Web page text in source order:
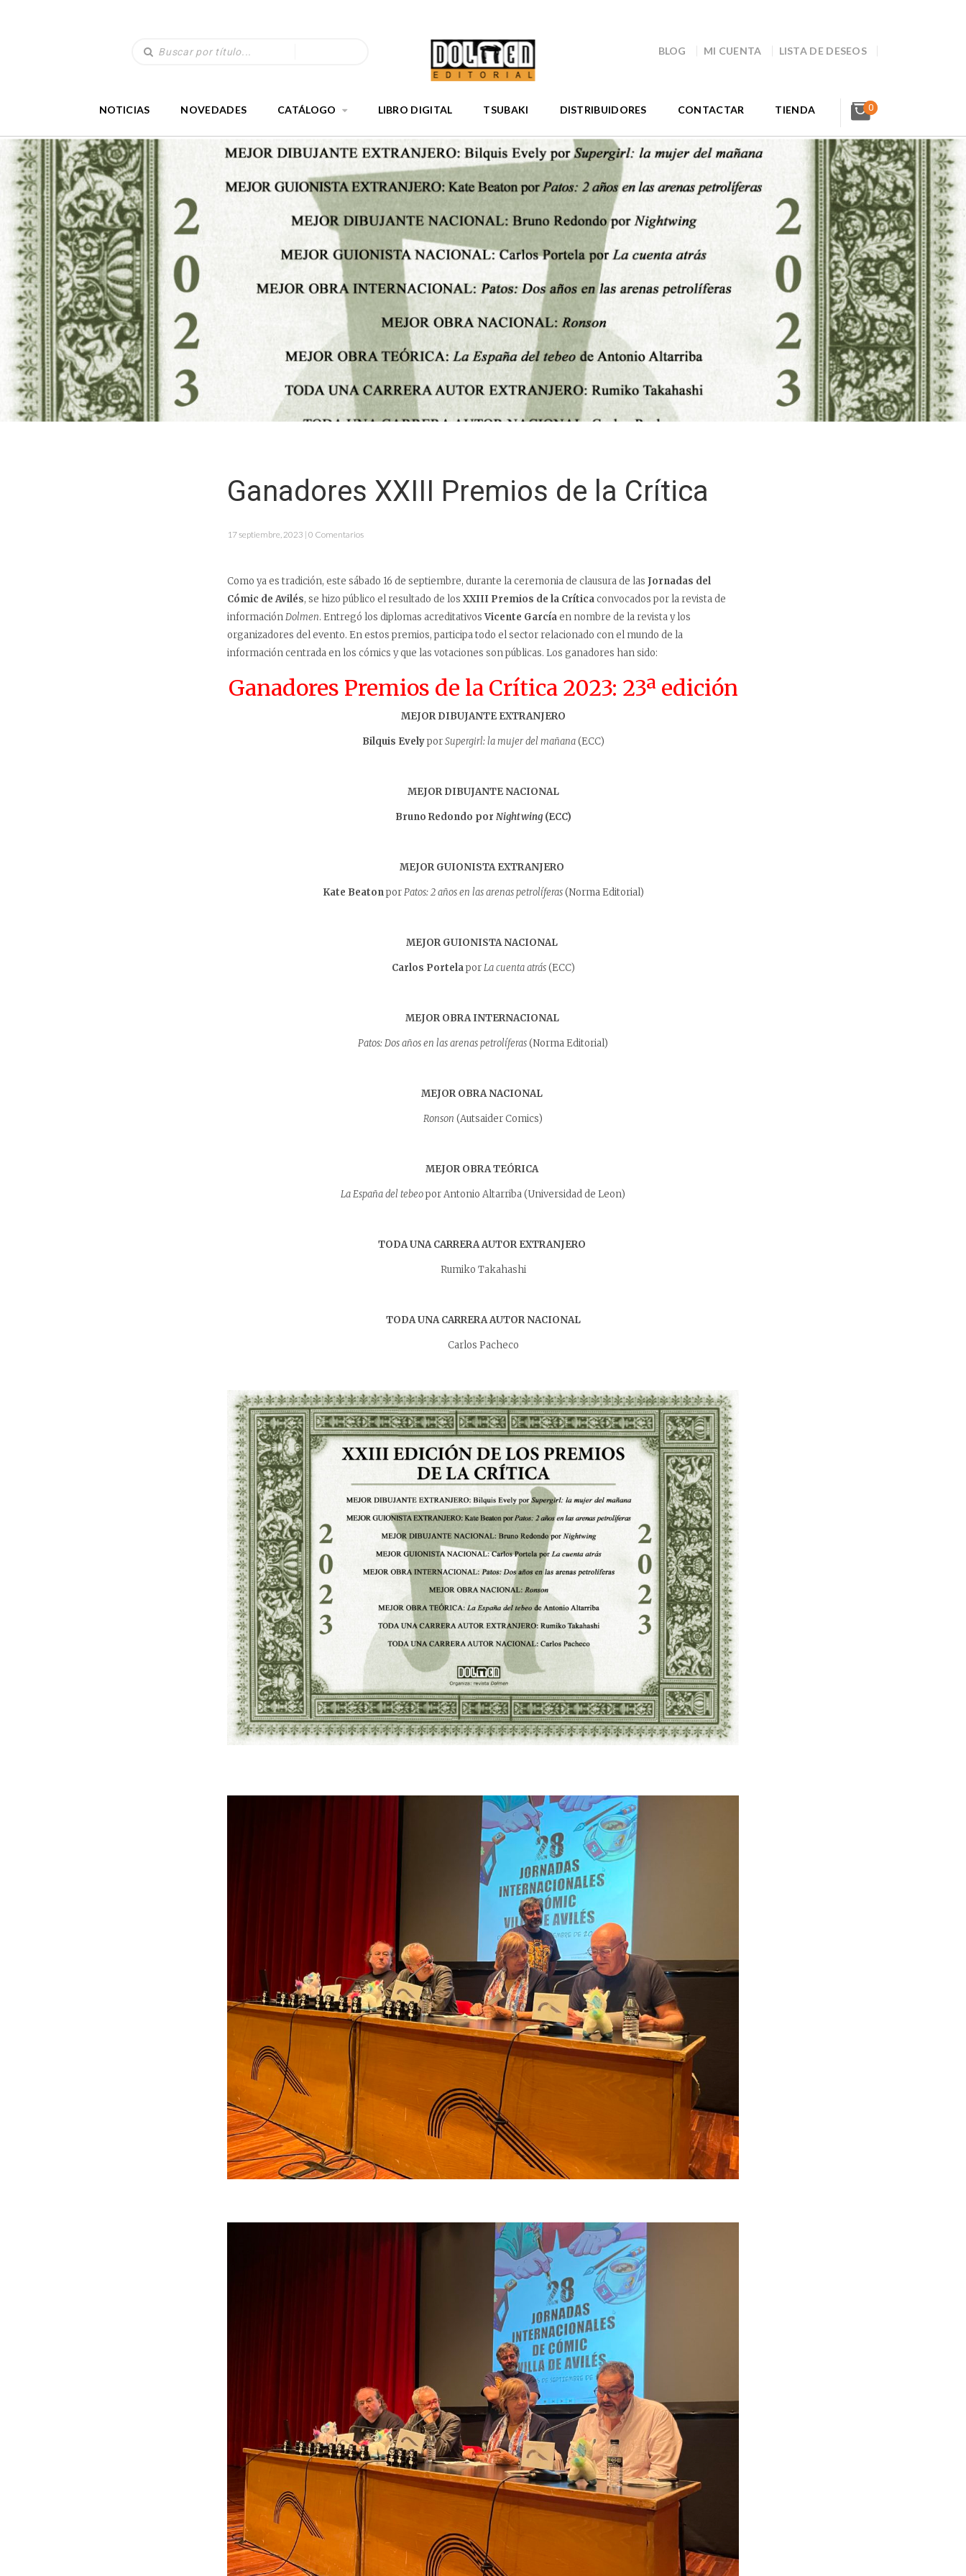
BLOG MI CUENTA LISTA DE DESEOS
NOTICIAS NOVEDADES CATÁLOGO LIBRO DIGITAL TSUBAKI DISTRIBUIDORES CONTACTAR TIENDA 0
Ganadores XXIII Premios de la Crítica
17 septiembre, 2023 | 0 Comentarios
Como ya es tradición, este sábado 16 de septiembre, durante la ceremonia de clausura de las Jornadas del
Cómic de Avilés, se hizo público el resultado de los XXIII Premios de la Críticaconvocados por la revista de
informaciónDolmen. Entregó los diplomas acreditativosVicente Garcíaen nombre de la revista y los
organizadores del evento. En estos premios, participa todo el sector relacionado con el mundo de la
información centrada en los cómics y que las votaciones son públicas. Los ganadores han sido:
Ganadores Premios de la Crítica 2023: 23ª edición
MEJOR DIBUJANTE EXTRANJERO
Bilquis EvelyporSupergirl: la mujer del mañana(ECC)
MEJOR DIBUJANTE NACIONAL
Bruno Redondo por Nightwing(ECC)
MEJOR GUIONISTA EXTRANJERO
Kate BeatonporPatos: 2 años en las arenas petrolíferas(Norma Editorial)
MEJOR GUIONISTA NACIONAL
Carlos PortelaporLa cuenta atrás(ECC)
MEJOR OBRA INTERNACIONAL
Patos: Dos años en las arenas petrolíferas(Norma Editorial)
MEJOR OBRA NACIONAL
Ronson (Autsaider Comics)
MEJOR OBRA TEÓRICA
La España del tebeopor Antonio Altarriba (Universidad de Leon)
TODA UNA CARRERA AUTOR EXTRANJERO
Rumiko Takahashi
TODA UNA CARRERA AUTOR NACIONAL
Carlos Pacheco